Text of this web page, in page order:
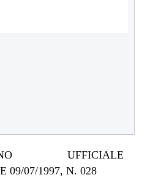
UFFICIALE
09/07/1997, N. 028